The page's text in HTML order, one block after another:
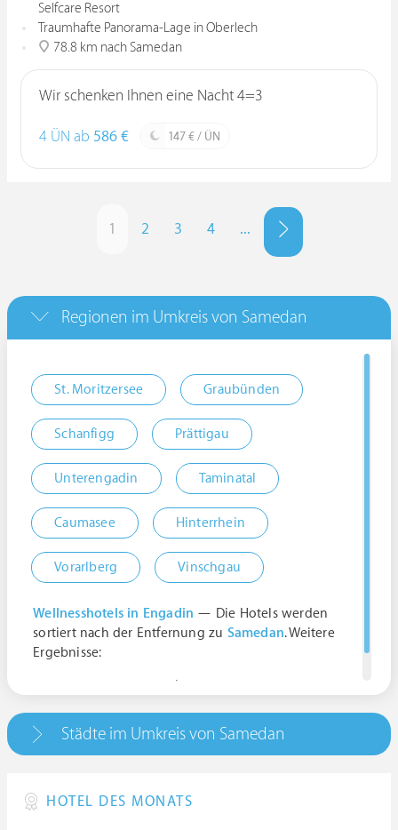
Selfcare Resort
Traumhafte Panorama-Lage in Oberlech
78.8 km nach Samedan
Wir schenken Ihnen eine Nacht 4=3
4 ÜN ab 586 € 147 € / ÜN
1 2 3 4 ...
Regionen im Umkreis von Samedan
St. Moritzersee Graubünden
Schanfigg Prättigau
Unterengadin Taminatal
Caumasee Hinterrhein
Vorarlberg Vinschgau
Wellnesshotels in Engadin — Die Hotels werden
sortiert nach der Entfernung zu Samedan. Weitere
Ergebnisse:
Städte im Umkreis von Samedan
HOTEL DES MONATS